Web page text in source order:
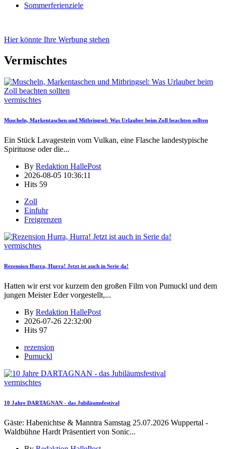
Sommerferienziele
Hier könnte Ihre Werbung stehen
Vermischtes
vermischtes
Muscheln, Markentaschen und Mitbringsel: Was Urlauber beim Zoll beachten sollten
Ein Stück Lavagestein vom Vulkan, eine Flasche landestypische
Spirituose oder die...
By Redaktion HallePost
2026-08-05 10:36:11
Hits 59
Zoll
Einfuhr
Freigrenzen
vermischtes
Rezension Hurra, Hurra! Jetzt ist auch in Serie da!
Hatten wir erst vor kurzem den großen Film von Pumuckl und dem
jungen Meister Eder vorgestellt,...
By Redaktion HallePost
2026-07-26 22:32:00
Hits 97
rezension
Pumuckl
vermischtes
10 Jahre DARTAGNAN - das Jubiläumsfestival
Gäste: Habenichtse & Manntra Samstag 25.07.2026 Wuppertal -
Waldbühne Hardt Präsentiert von Sonic...